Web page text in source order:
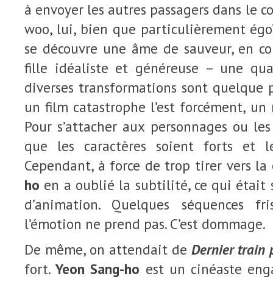
à envoyer les autres passagers dans le
woo, lui, bien que particulièrement
se découvre une âme de sauveur, en
fille idéaliste et généreuse – une
diverses transformations sont quelque
un film catastrophe l’est forcément,
Pour s’attacher aux personnages ou
que les caractères soient forts et
Cependant, à force de trop tirer vers
ho en a oublié la subtilité, ce qui était
d’animation. Quelques séquences
l’émotion ne prend pas. C’est dommage.
De même, on attendait de Dernier train
fort.Yeon Sang-ho est un cinéaste